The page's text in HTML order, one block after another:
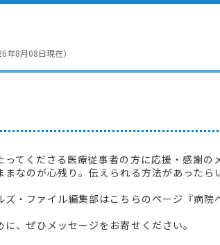
8月08日現在）
てくださる医療従事者の方に応援・感謝の
なのが心残り。伝えられる方法があったら
・ファイル編集部はこちらのページ『病院
、ぜひメッセージをお寄せください。